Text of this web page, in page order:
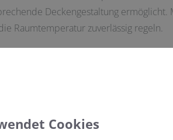
Deckengestaltung ermöglicht.
Raumtemperatur zuverlässig regeln.
moderaten
und somit umweltfreundlich.
neue Entwicklung einen
der Konstruktion lassen sich die
Cookies